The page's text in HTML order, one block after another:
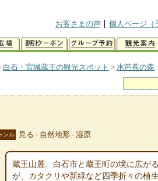
お客さまの声
個人ページ（
白石・宮城蔵王の観光スポット > 水芭蕉の森
ンル 見る - 自然地形 - 湿原
蔵王山麓、白石市と蔵王町の境に広が
が、カタクリや新緑など四季折々の植生